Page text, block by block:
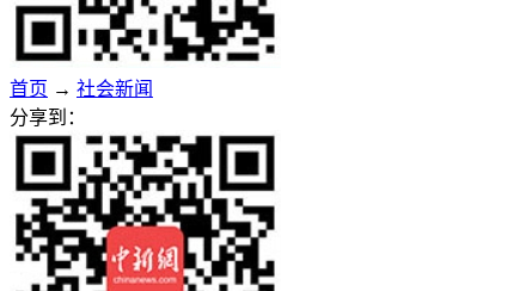
首页 → 社会新闻
分享到：